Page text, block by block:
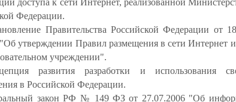
доступа к сети Интернет, реализованной
Федерации.
Правительства Российской Федерации от
утверждении Правил размещения в сети Интернет
учреждении".
развития разработки и использования
в Российской Федерации.
закон РФ № 149 ФЗ от 27.07.2006 "Об